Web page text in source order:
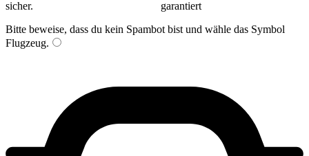
Bitte beweise, dass du kein Spambot bist und wähle das Symbol
Flugzeug.